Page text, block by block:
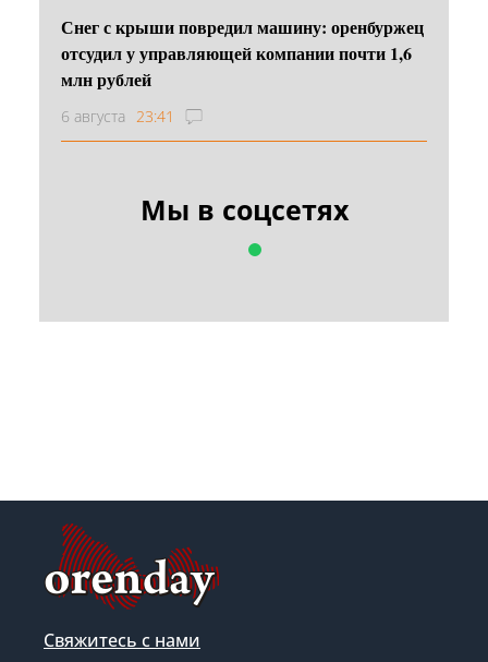
Снег с крыши повредил машину: оренбуржец
отсудил у управляющей компании почти 1,6
млн рублей
6 августа 23:41
Мы в соцсетях
Свяжитесь с нами